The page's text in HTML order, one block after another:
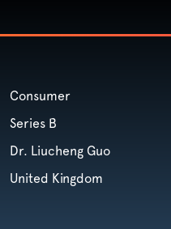
Consumer
Series B
Dr. Liucheng Guo
United Kingdom